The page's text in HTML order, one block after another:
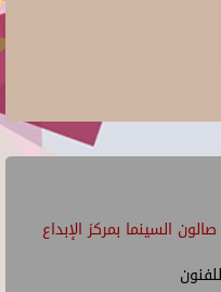
السينما بمركز الإبداع